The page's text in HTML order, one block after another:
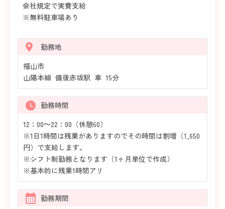
会社規定で実費支給
※無料駐車場あり
勤務地
福山市
山陽本線 備後赤坂駅 車 15分
勤務時間
12：00～22：00（休憩60）
※1日1時間は残業がありますのでその時間は割増（1,650
円）で支給します。
※シフト制勤務となります（1ヶ月単位で作成）
※基本的に残業1時間アリ
勤務期間